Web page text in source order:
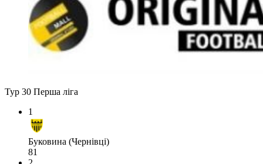
Тур 30 Перша ліга
1
Буковина (Чернівці)
81